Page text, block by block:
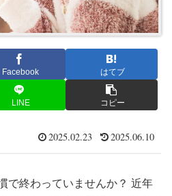
Facebook はてブ
LINE コピー
2025.02.23 2025.06.10
で終わっていませんか？ 近年